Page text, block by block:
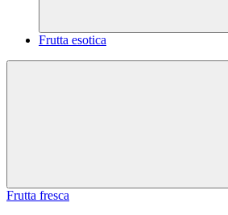
Frutta esotica
Frutta fresca